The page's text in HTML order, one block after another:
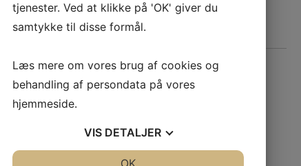
(DOWNLOAD)
når du er klar.
tjenester. Ved at klikke på 'OK' giver du
samtykke til disse formål.
Læs mere om vores brug af cookies og
behandling af persondata på vores
hjemmeside.
VIS DETALJER
OK